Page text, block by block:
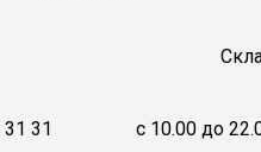
31 c 10.00 до